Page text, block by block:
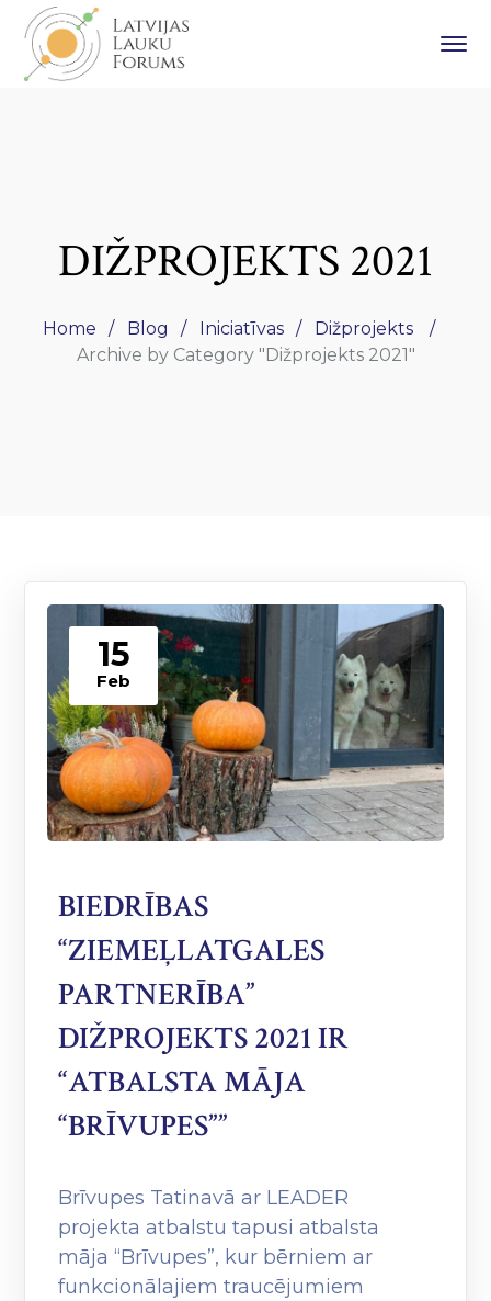
DIŽPROJEKTS 2021
Home Blog Iniciatīvas
Dižprojekts
Archive by Category "Dižprojekts 2021"
15
Feb
BIEDRĪBAS
“ZIEMEĻLATGALES
PARTNERĪBA”
DIŽPROJEKTS 2021 IR
“ATBALSTA MĀJA
“BRĪVUPES””
Brīvupes Tatinavā ar LEADER
projekta atbalstu tapusi atbalsta
māja “Brīvupes”, kur bērniem ar
funkcionālajiem traucējumiem